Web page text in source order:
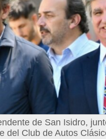
de San Isidro,
del Club de Autos